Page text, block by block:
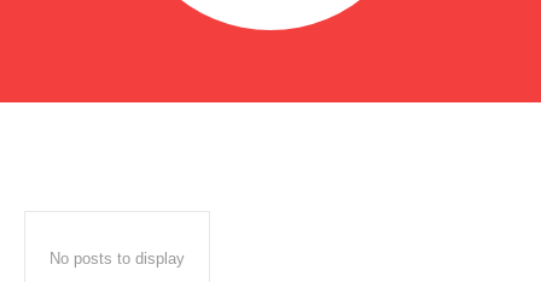
No posts to display